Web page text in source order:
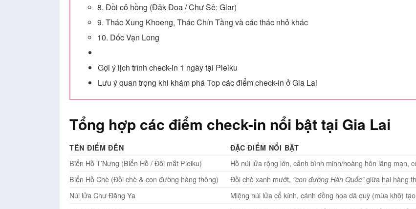
8. Đồi cỏ hồng (Đăk Đoa / Chư Sê: Glar)
9. Thác Xung Khoeng, Thác Chín Tầng và các thác nhỏ khác
10. Dốc Vạn Long
Gợi ý lịch trình check-in 1 ngày tại Pleiku
Lưu ý quan trọng khi khám phá Top các điểm check-in ở Gia Lai
Tổng hợp các điểm check-in nổi bật tại Gia Lai
TÊN ĐIỂM ĐẾN ĐẶC ĐIỂM NỔI BẬT
Biển Hồ T’Nưng (Biển Hồ / Đôi mắt Pleiku)
Hồ núi lửa rộng lớn, cảnh bình minh/hoàng hôn lãng mạn,
Biển Hồ Chè (Đồi chè & con đường hàng thông)
Đồi chè xanh mướt, “con đường Hàn Quốc”giữa hai hàng
Núi lửa Chư Đăng Ya
Miệng núi lửa cổ kính, cánh đồng hoa dã quỳ (mùa khô)